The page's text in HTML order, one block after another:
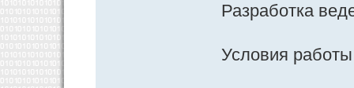
Разработка
Условия